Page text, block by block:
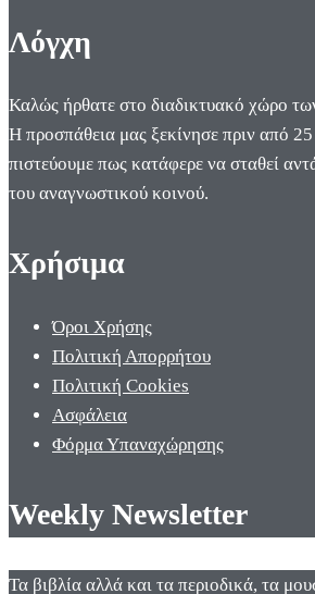
Λόγχη
Καλώς ήρθατε στο διαδικτυακό χώρο
Η προσπάθεια μας ξεκίνησε πριν από 25
πιστεύουμε πως κατάφερε να σταθεί
του αναγνωστικού κοινού.
Χρήσιμα
Όροι Χρήσης
Πολιτική Απορρήτου
Πολιτική Cookies
Ασφάλεια
Φόρμα Υπαναχώρησης
Weekly Newsletter
Τα βιβλία αλλά και τα περιοδικά, τα